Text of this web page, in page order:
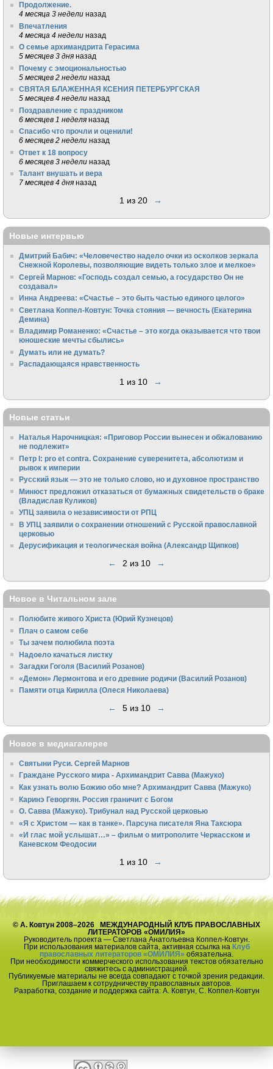
Продолжение.
4 месяца 3 недели назад
Впечатления
4 месяца 4 недели назад
О семье архимандрита Герасима
5 месяцев 3 дня назад
Почему с эмоциональностью
5 месяцев 2 недели назад
СВЯТАЯ БЛАЖЕННАЯ КСЕНИЯ ПЕТЕРБУРГСКАЯ
5 месяцев 4 недели назад
Поздравление с праздником
6 месяцев 1 неделя назад
Спасибо что прочли и оценили!
6 месяцев 2 недели назад
Ответ к 18 вопросу
6 месяцев 3 недели назад
Талант внушать и вера
7 месяцев 4 дня назад
1 из 20 →
Новые интервью
Дмитрий Бабич: «Человечество надело очки из осколков зеркала
Снежной Королевы, позволяющие видеть только злое и мелкое»
Сергей Марнов: «Господь создал семью, а государство Он не
создавал»
Инна Андреева: «Счастье – это быть частью единого целого»
Светлана Коппел-Ковтун: Точка стояния — вечность (Екатерина
Демина)
Владимир Романенко: «Счастье – это когда оказывается что твои
юношеские мечты сбылись»
Думать или не думать?
Распадающаяся нравственность
1 из 10 →
Новые статьи
Наталья Нарочницкая: «Приговор России вынесен и обжалованию
не подлежит»
Петр I: pro et contra. Сохранение суверенитета, абсолютизм и
рывок к империи
Русский язык — это не только слово, но и духовное пространство
Минюст предложил отказаться от бумажных свидетельств о браке
(Владислав Куликов)
УПЦ заявила о независимости от РПЦ
В УПЦ заявили о сохранении отношений с Русской православной
церковью
Дерусификация и теологическая война (Александр Щипков)
← 2 из 10 →
Новое в Читальном зале
Полюбите живого Христа (Юрий Кузнецов)
Плач о самом себе
Ты зачем полюбила поэта
Надоело качаться листку
Загадки Гоголя (Василий Розанов)
«Демон» Лермонтова и его древние родичи (Василий Розанов)
Памяти отца Кирилла (Олеся Николаева)
← 5 из 10 →
Новое в медиагалерее
Святыни Руси. Сергей Марнов
Граждане Русского мира - Архимандрит Савва (Мажуко)
Как узнать волю Божию обо мне? Архимандрит Савва (Мажуко)
Каринэ Геворгян. Россия граничит с Богом
О. Савва (Мажуко). Трибунал над Русской церковью
«Я с Христом — как в танке». Парсуна писателя Яна Таксюра
«И глас мой услышат…» – фильм о митрополите Черкасском и
Каневском Феодосии
1 из 10 →
© А. Ковтун 2008–2026 МЕЖДУНАРОДНЫЙ КЛУБ ПРАВОСЛАВНЫХ
ЛИТЕРАТОРОВ «ОМИЛИЯ»
Руководитель проекта — Светлана Анатольевна Коппел-Ковтун.
При использования материалов сайта, активная ссылка на Клуб
православных литераторов «ОМИЛИЯ» обязательна.
При необходимости коммерческого использования текстов обязательно
свяжитесь с администрацией.
Публикуемые материалы не всегда совпадают с точкой зрения редакции.
Приглашаем к сотрудничеству православных авторов.
Разработка, создание и поддержка сайта: А. Ковтун, С. Коппел-Ковтун